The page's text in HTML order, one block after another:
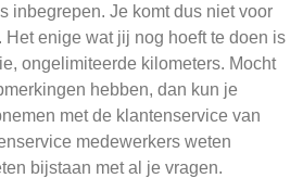
inbegrepen. Je komt dus niet voor
Het enige wat jij nog hoeft te doen is
ongelimiteerde kilometers. Mocht
hebben, dan kun je
met de klantenservice van
medewerkers weten
bijstaan met al je vragen.